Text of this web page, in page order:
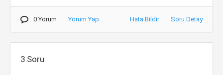
0 Yorum Yorum Yap Hata Bildir Soru Detay
3.Soru